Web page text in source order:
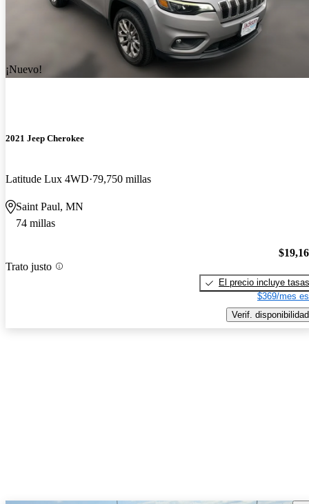
¡Nuevo!
2021 Jeep Cherokee
Latitude Lux 4WD 79,750 millas
Saint Paul, MN
74 millas
Trato justo
El precio incluye tasas
$369/mes
Verif. disponibilidad